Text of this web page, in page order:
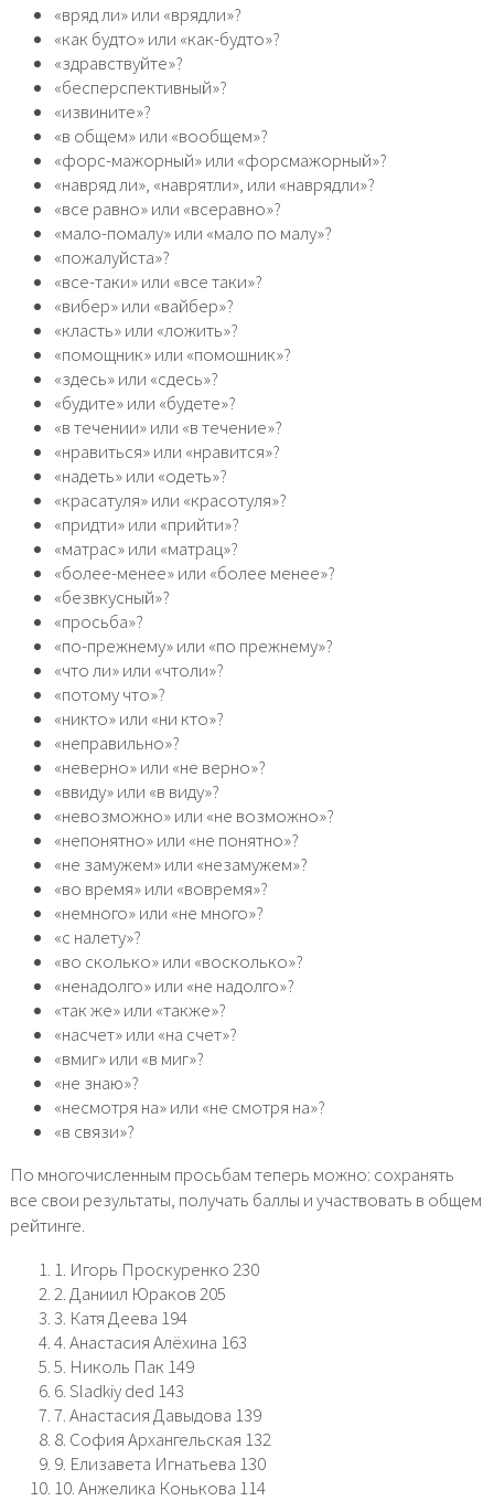
«вряд ли» или «врядли»?
«как будто» или «как-будто»?
«здравствуйте»?
«бесперспективный»?
«извините»?
«в общем» или «вообщем»?
«форс-мажорный» или «форсмажорный»?
«навряд ли», «наврятли», или «наврядли»?
«все равно» или «всеравно»?
«мало-помалу» или «мало по малу»?
«пожалуйста»?
«все-таки» или «все таки»?
«вибер» или «вайбер»?
«класть» или «ложить»?
«помощник» или «помошник»?
«здесь» или «сдесь»?
«будите» или «будете»?
«в течении» или «в течение»?
«нравиться» или «нравится»?
«надеть» или «одеть»?
«красатуля» или «красотуля»?
«придти» или «прийти»?
«матрас» или «матрац»?
«более-менее» или «более менее»?
«безвкусный»?
«просьба»?
«по-прежнему» или «по прежнему»?
«что ли» или «чтоли»?
«потому что»?
«никто» или «ни кто»?
«неправильно»?
«неверно» или «не верно»?
«ввиду» или «в виду»?
«невозможно» или «не возможно»?
«непонятно» или «не понятно»?
«не замужем» или «незамужем»?
«во время» или «вовремя»?
«немного» или «не много»?
«с налету»?
«во сколько» или «восколько»?
«ненадолго» или «не надолго»?
«так же» или «также»?
«насчет» или «на счет»?
«вмиг» или «в миг»?
«не знаю»?
«несмотря на» или «не смотря на»?
«в связи»?
По многочисленным просьбам теперь можно: сохранять
все свои результаты, получать баллы и участвовать в общем
рейтинге.
1. Игорь Проскуренко 230
2. Даниил Юраков 205
3. Катя Деева 194
4. Анастасия Алёхина 163
5. Николь Пак 149
6. Sladkiy ded 143
7. Анастасия Давыдова 139
8. София Архангельская 132
9. Елизавета Игнатьева 130
10. Анжелика Конькова 114